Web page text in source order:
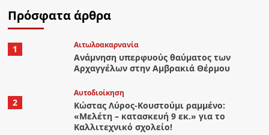
Πρόσφατα άρθρα
1 Αιτωλοακαρνανία
Ανάμνηση υπερφυούς θαύματος των
Αρχαγγέλων στην Αμβρακιά Θέρμου
2
Αυτοδιοίκηση
Κώστας Λύρος-Κουστούμι ραμμένο:
«Μελέτη – κατασκευή 9 εκ.» για το
Καλλιτεχνικό σχολείο!